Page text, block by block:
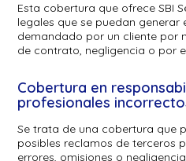
Esta cobertura que ofrece SBI
legales que se puedan generar
demandado por un cliente por
de contrato, negligencia o por
Cobertura en
profesionales
Se trata de una cobertura que
posibles reclamos de terceros
errores, omisiones o